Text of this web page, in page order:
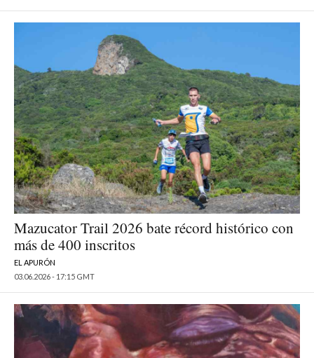
Mazucator Trail 2026 bate récord histórico con
más de 400 inscritos
EL APURÓN
03.06.2026 - 17:15 GMT